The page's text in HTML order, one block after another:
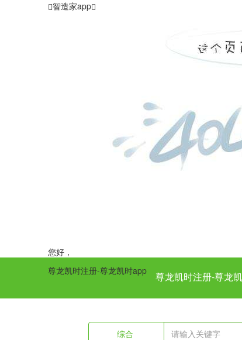
智造家app
您好，
尊龙凯时注册-尊龙凯时app
尊龙凯时注册-尊龙
综合